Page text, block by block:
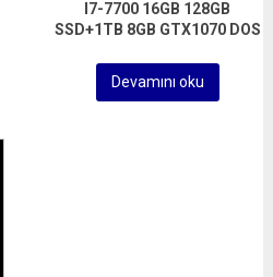
I7-7700 16GB 128GB
SSD+1TB 8GB GTX1070 DOS
Devamını oku